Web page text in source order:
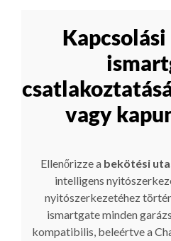
vagy
Ellenőrizze a bekötési
intelligens
nyitószerkezetéhez
ismartgate minden
kompatibilis, beleértve a